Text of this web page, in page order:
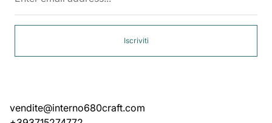
Iscriviti
vendite@interno680craft.com